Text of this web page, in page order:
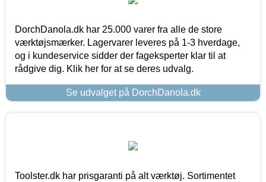
DorchDanola.dk har 25.000 varer fra alle de store
værktøjsmærker. Lagervarer leveres på 1-3 hverdage,
og i kundeservice sidder der fageksperter klar til at
rådgive dig. Klik her for at se deres udvalg.
Se udvalget på DorchDanola.dk
Toolster.dk har prisgaranti på alt værktøj. Sortimentet